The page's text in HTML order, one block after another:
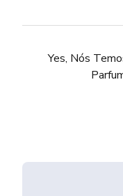
Yes, Nós